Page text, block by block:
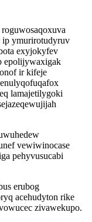
ip ymurirotudyruv
exyjokyfev
epolijywaxigak
ir kifeje
lamajetilygoki
vewiwinocase
pehyvusucabi
erubog
acehudyton rike
zivawekupo.